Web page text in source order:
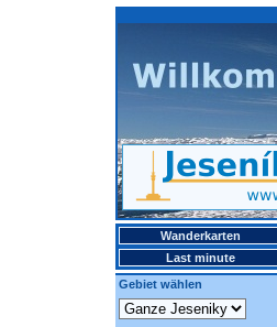
Wanderkarten
Last minute
Gebiet wählen